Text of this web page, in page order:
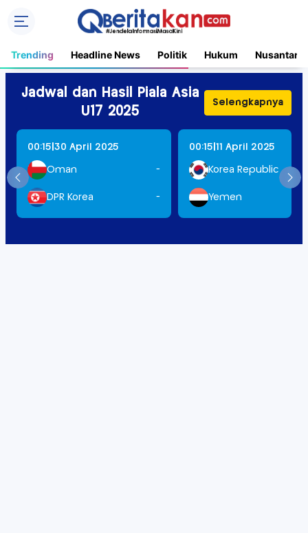
Trending Headline News Politik Hukum Nusantara
Jadwal dan Hasil Piala Asia
U17 2025
Selengkapnya
00:15 30 April 2025
Oman -
DPR Korea -
00:15 11 April 2025
Korea Republic
Yemen